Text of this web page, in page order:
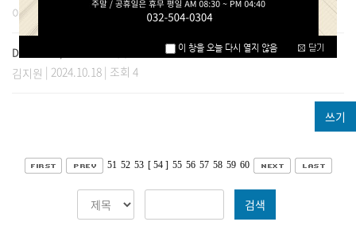
이명희 | 2024.10.18 | 조회 3
DS-7004 A/S 요청의 건
김지원 | 2024.10.18 | 조회 4
쓰기
51 52 53 [ 54 ] 55 56 57 58 59 60
검색